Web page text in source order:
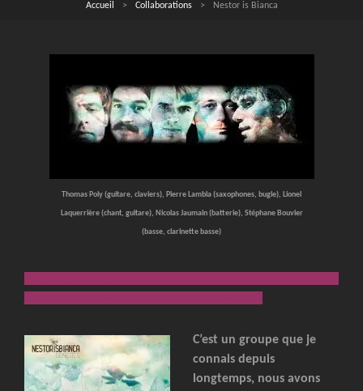
Accueil > Collaborations > Nestor is Bianca
Thomas Poly (guitare, claviers), Pierre Lambla (saxophones, bugle), Lionel
Laquerrière (chant, guitare), Nicolas Jaumain (batterie), Stéphane Bouvier
(basse, clarinette basse)
C’est un groupe que je
connais depuis
longtemps, nous avons